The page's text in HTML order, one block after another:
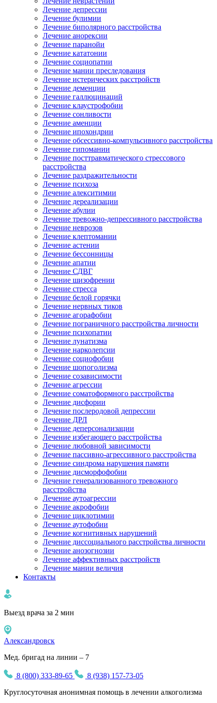
Лечение депрессии
Лечение булимии
Лечение биполярного расстройства
Лечение анорексии
Лечение паранойи
Лечение кататонии
Лечение социопатии
Лечение мании преследования
Лечение истерических расстройств
Лечение деменции
Лечение галлюцинаций
Лечение клаустрофобии
Лечение сонливости
Лечение аменции
Лечение ипохондрии
Лечение обсессивно-компульсивного расстройства
Лечение гипомании
Лечение посттравматического стрессового
расстройства
Лечение раздражительности
Лечение психоза
Лечение алекситимии
Лечение дереализации
Лечение абулии
Лечение тревожно-депрессивного расстройства
Лечение неврозов
Лечение клептомании
Лечение астении
Лечение бессонницы
Лечение апатии
Лечение СДВГ
Лечение шизофрении
Лечение стресса
Лечение белой горячки
Лечение нервных тиков
Лечение агорафобии
Лечение пограничного расстройства личности
Лечение психопатии
Лечение лунатизма
Лечение нарколепсии
Лечение социофобии
Лечение шопоголизма
Лечение созависимости
Лечение агрессии
Лечение соматоформного расстройства
Лечение дисфории
Лечение послеродовой депрессии
Лечение ДРЛ
Лечение деперсонализации
Лечение избегающего расстройства
Лечение любовной зависимости
Лечение пассивно-агрессивного расстройства
Лечение синдрома нарушения памяти
Лечение дисморфофобии
Лечение генерализованного тревожного
расстройства
Лечение аутоагрессии
Лечение акрофобии
Лечение циклотимии
Лечение аутофобии
Лечение когнитивных нарушений
Лечение диссоциального расстройства личности
Лечение анозогнозии
Лечение аффективных расстройств
Лечение мании величия
Контакты
Выезд врача за 2 мин
Александровск
Мед. бригад на линии – 7
8 (800) 333-89-65
8 (938) 157-73-05
Круглосуточная анонимная помощь в лечении алкоголизма